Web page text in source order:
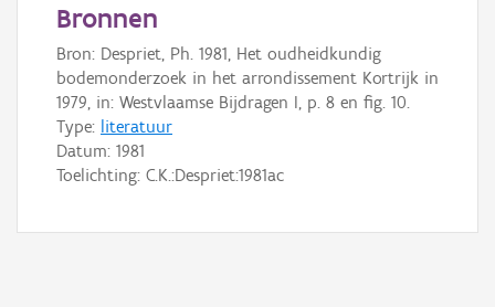
AanmeldenBronnen
Bron: Despriet, Ph. 1981, Het oudheidkundig
bodemonderzoek in het arrondissement Kortrijk in
1979, in: Westvlaamse Bijdragen I, p. 8 en fig. 10.
Type: literatuur
Datum: 1981
Toelichting: C.K.:Despriet:1981ac